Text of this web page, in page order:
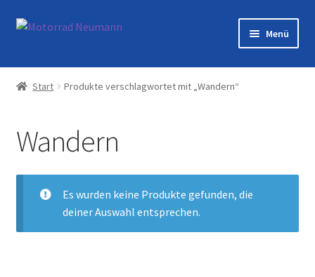
Zur
Zum
Menü
Startseite
Veranstaltungen
Motorräder
Werkstatt
Start Produkte verschlagwortet mit „Wandern“
Wandern
Es wurden keine Produkte gefunden, die
deiner Auswahl entsprechen.